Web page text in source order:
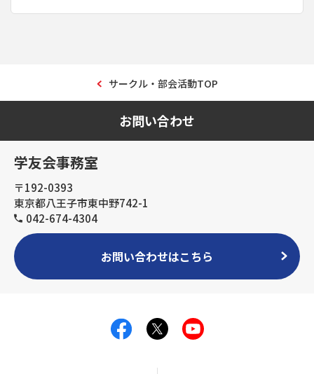
サークル・部会活動TOP
お問い合わせ
学友会事務室
〒192-0393
東京都八王子市東中野742-1
042-674-4304
お問い合わせはこちら